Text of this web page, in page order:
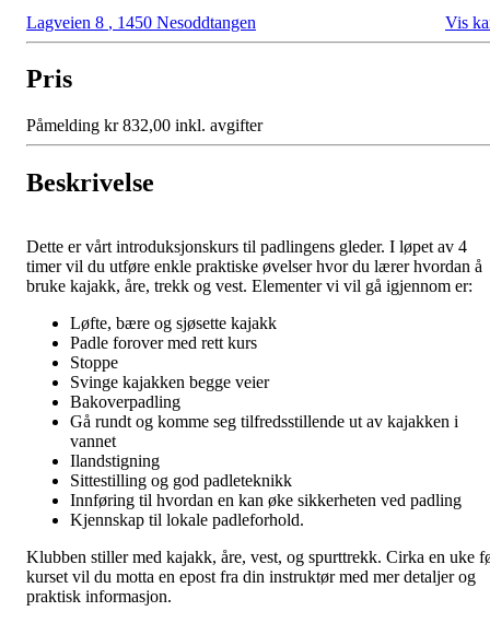
Lagveien 8 , 1450 Nesoddtangen Vis
Pris
Påmelding kr 832,00 inkl. avgifter
Beskrivelse
Dette er vårt introduksjonskurs til padlingens gleder. I løpet av 4
timer vil du utføre enkle praktiske øvelser hvor du lærer hvordan å
bruke kajakk, åre, trekk og vest. Elementer vi vil gå igjennom er:
Løfte, bære og sjøsette kajakk
Padle forover med rett kurs
Stoppe
Svinge kajakken begge veier
Bakoverpadling
Gå rundt og komme seg tilfredsstillende ut av kajakken i
vannet
Ilandstigning
Sittestilling og god padleteknikk
Innføring til hvordan en kan øke sikkerheten ved padling
Kjennskap til lokale padleforhold.
Klubben stiller med kajakk, åre, vest, og spurttrekk. Cirka en uke
kurset vil du motta en epost fra din instruktør med mer detaljer og
praktisk informasjon.